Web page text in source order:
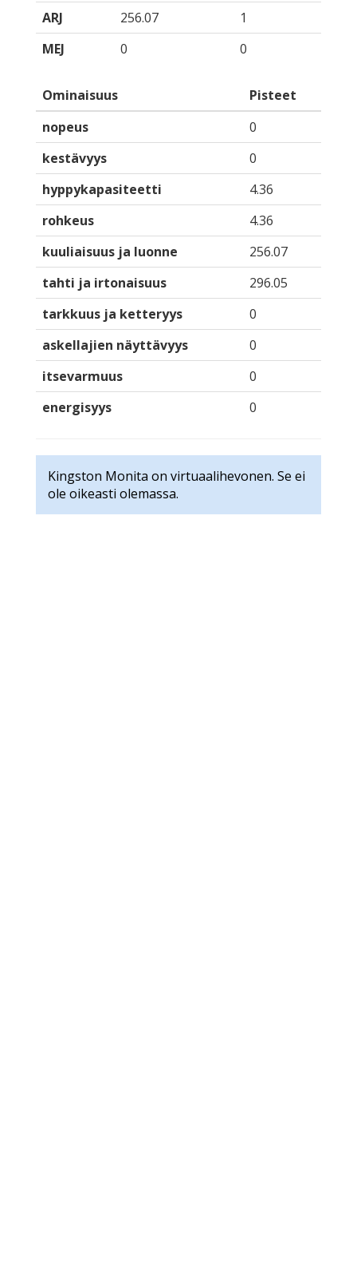
ARJ
256.07
1
MEJ
0 0
Ominaisuus
Pisteet
nopeus
0
kestävyys
0
hyppykapasiteetti
4.36
rohkeus
4.36
kuuliaisuus ja luonne
256.07
tahti ja irtonaisuus
296.05
tarkkuus ja ketteryys
0
askellajien näyttävyys
0
itsevarmuus
0
energisyys
0
Kingston Monita on virtuaalihevonen. Se ei
ole oikeasti olemassa.